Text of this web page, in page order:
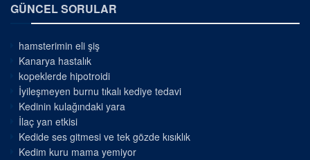
GÜNCEL SORULAR
hamsterimin eli şiş
Kanarya hastalık
kopeklerde hipotroidi
İyileşmeyen burnu tıkalı kediye tedavi
Kedinin kulağındaki yara
İlaç yan etkisi
Kedide ses gitmesi ve tek gözde kısıklık
Kedim kuru mama yemiyor